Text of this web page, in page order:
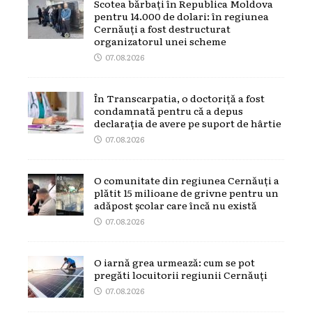
Scotea bărbați în Republica Moldova
pentru 14.000 de dolari: în regiunea
Cernăuți a fost destructurat
organizatorul unei scheme
07.08.2026
În Transcarpatia, o doctoriță a fost
condamnată pentru că a depus
declarația de avere pe suport de hârtie
07.08.2026
O comunitate din regiunea Cernăuți a
plătit 15 milioane de grivne pentru un
adăpost școlar care încă nu există
07.08.2026
O iarnă grea urmează: cum se pot
pregăti locuitorii regiunii Cernăuți
07.08.2026